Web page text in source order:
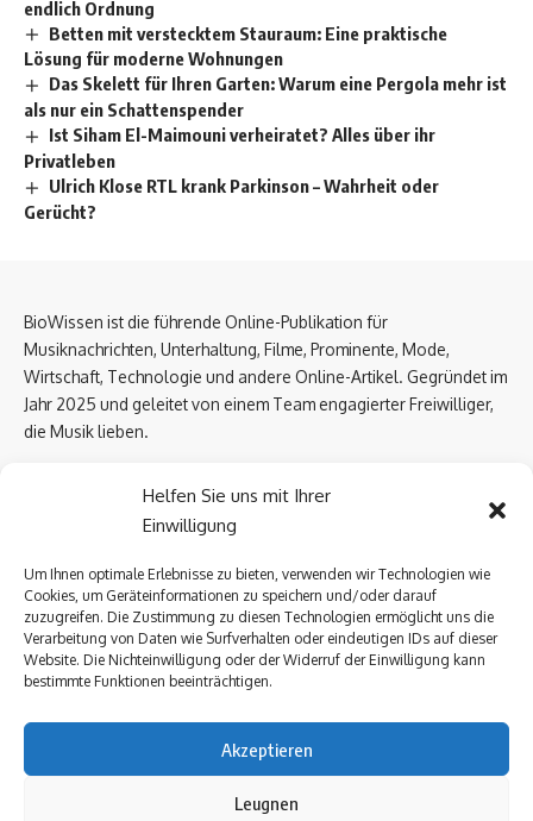
Helfen Sie uns mit Ihrer
Einwilligung
Um Ihnen optimale Erlebnisse zu bieten, verwenden wir Technologien wie
Cookies, um Geräteinformationen zu speichern und/oder darauf
zuzugreifen. Die Zustimmung zu diesen Technologien ermöglicht uns die
Verarbeitung von Daten wie Surfverhalten oder eindeutigen IDs auf dieser
Website. Die Nichteinwilligung oder der Widerruf der Einwilligung kann
bestimmte Funktionen beeinträchtigen.
Akzeptieren
Leugnen
endlich Ordnung
Betten mit verstecktem Stauraum: Eine praktische
Lösung für moderne Wohnungen
Das Skelett für Ihren Garten: Warum eine Pergola mehr ist
als nur ein Schattenspender
Ist Siham El-Maimouni verheiratet? Alles über ihr
Privatleben
Ulrich Klose RTL krank Parkinson – Wahrheit oder
Gerücht?
BioWissen ist die führende Online-Publikation für
Musiknachrichten, Unterhaltung, Filme, Prominente, Mode,
Wirtschaft, Technologie und andere Online-Artikel. Gegründet im
Jahr 2025 und geleitet von einem Team engagierter Freiwilliger,
die Musik lieben.
Über uns
Datenschutzerklärung
Kontakt Uns